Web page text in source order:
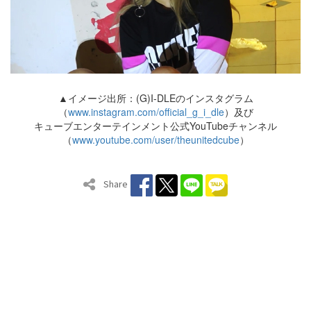
▲イメージ出所：(G)I-DLEのインスタグラム
（www.instagram.com/official_g_i_dle）及び
キューブエンターテインメント公式YouTubeチャンネル
（www.youtube.com/user/theunitedcube）
Share